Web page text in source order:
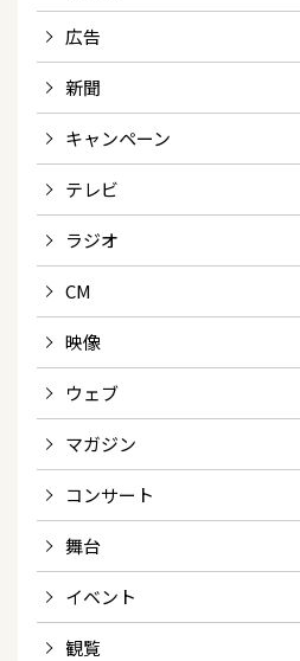
広告
新聞
キャンペーン
テレビ
ラジオ
CM
映像
ウェブ
マガジン
コンサート
舞台
イベント
観覧